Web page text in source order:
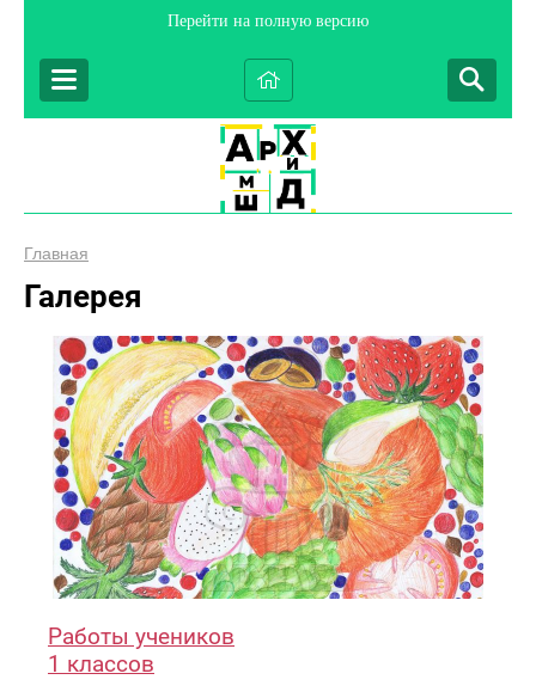
Перейти на полную версию
Главная
Галерея
Работы учеников
1 классов